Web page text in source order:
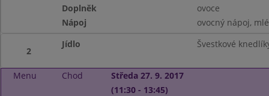
Doplněk
ovoce
Nápoj
ovocný nápoj,
2
Jídlo Švestkové
Menu Chod
Středa 27. 9. 2017
(11:30 - 13:45)